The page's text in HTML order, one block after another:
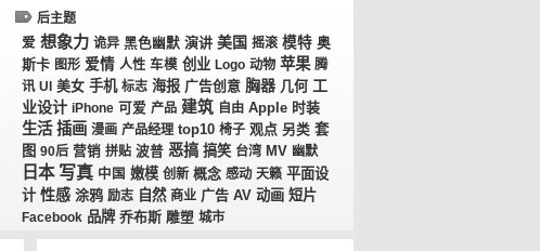
后主题
爱 想象力 诡异 黑色幽默 演讲 美国 摇滚 模特 奥
斯卡 图形 爱情 人性 车模 创业 Logo 动物 苹果 腾
讯 UI 美女 手机 标志 海报 广告创意 胸器 几何 工
业设计 iPhone 可爱 产品 建筑 自由 Apple 时装
生活 插画 漫画 产品经理 top10 椅子 观点 另类 套
图 90后 营销 拼贴 波普 恶搞 搞笑 台湾 MV 幽默
日本 写真 中国 嫩模 创新 概念 感动 天籁 平面设
计 性感 涂鸦 励志 自然 商业 广告 AV 动画 短片
Facebook 品牌 乔布斯 雕塑 城市